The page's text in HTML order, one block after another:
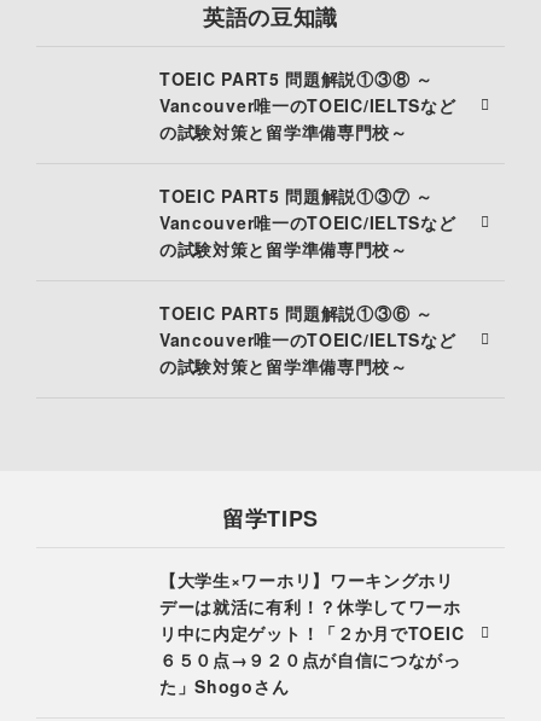
英語の豆知識
TOEIC PART5 問題解説①③⑧ ～
Vancouver唯一のTOEIC/IELTSなど
の試験対策と留学準備専門校～
TOEIC PART5 問題解説①③⑦ ～
Vancouver唯一のTOEIC/IELTSなど
の試験対策と留学準備専門校～
TOEIC PART5 問題解説①③⑥ ～
Vancouver唯一のTOEIC/IELTSなど
の試験対策と留学準備専門校～
留学TIPS
【大学生×ワーホリ】ワーキングホリ
デーは就活に有利！？休学してワーホ
リ中に内定ゲット！「２か月でTOEIC
６５０点→９２０点が自信につながっ
た」Shogoさん